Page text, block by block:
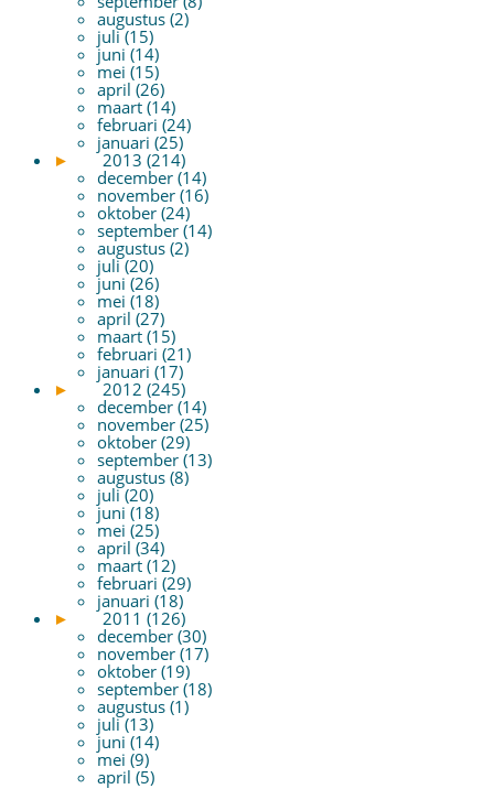
augustus (2)
juli (15)
juni (14)
mei (15)
april (26)
maart (14)
februari (24)
januari (25)
►
2013 (214)
december (14)
november (16)
oktober (24)
september (14)
augustus (2)
juli (20)
juni (26)
mei (18)
april (27)
maart (15)
februari (21)
januari (17)
►
2012 (245)
december (14)
november (25)
oktober (29)
september (13)
augustus (8)
juli (20)
juni (18)
mei (25)
april (34)
maart (12)
februari (29)
januari (18)
►
2011 (126)
december (30)
november (17)
oktober (19)
september (18)
augustus (1)
juli (13)
juni (14)
mei (9)
april (5)